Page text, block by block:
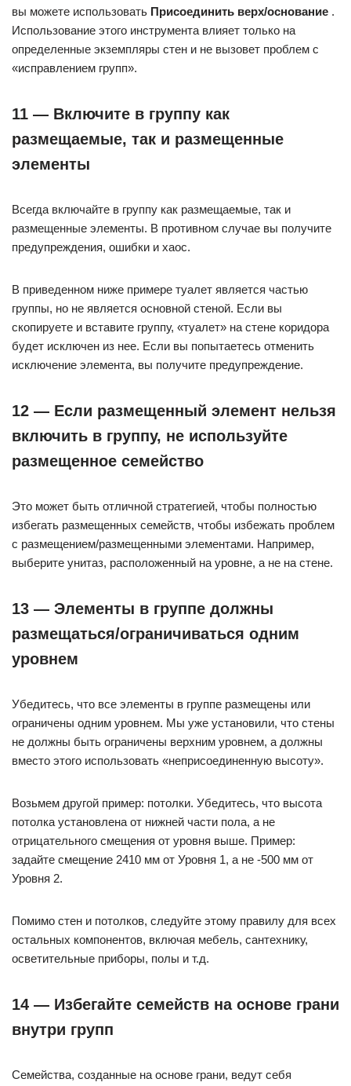
вы можете использовать Присоединить верх/основание .
Использование этого инструмента влияет только на
определенные экземпляры стен и не вызовет проблем с
«исправлением групп».
11 — Включите в группу как
размещаемые, так и размещенные
элементы
Всегда включайте в группу как размещаемые, так и
размещенные элементы. В противном случае вы получите
предупреждения, ошибки и хаос.
В приведенном ниже примере туалет является частью
группы, но не является основной стеной. Если вы
скопируете и вставите группу, «туалет» на стене коридора
будет исключен из нее. Если вы попытаетесь отменить
исключение элемента, вы получите предупреждение.
12 — Если размещенный элемент нельзя
включить в группу, не используйте
размещенное семейство
Это может быть отличной стратегией, чтобы полностью
избегать размещенных семейств, чтобы избежать проблем
с размещением/размещенными элементами. Например,
выберите унитаз, расположенный на уровне, а не на стене.
13 — Элементы в группе должны
размещаться/ограничиваться одним
уровнем
Убедитесь, что все элементы в группе размещены или
ограничены одним уровнем. Мы уже установили, что стены
не должны быть ограничены верхним уровнем, а должны
вместо этого использовать «неприсоединенную высоту».
Возьмем другой пример: потолки. Убедитесь, что высота
потолка установлена от нижней части пола, а не
отрицательного смещения от уровня выше. Пример:
задайте смещение 2410 мм от Уровня 1, а не -500 мм от
Уровня 2.
Помимо стен и потолков, следуйте этому правилу для всех
остальных компонентов, включая мебель, сантехнику,
осветительные приборы, полы и т.д.
14 — Избегайте семейств на основе грани
внутри групп
Семейства, созданные на основе грани, ведут себя